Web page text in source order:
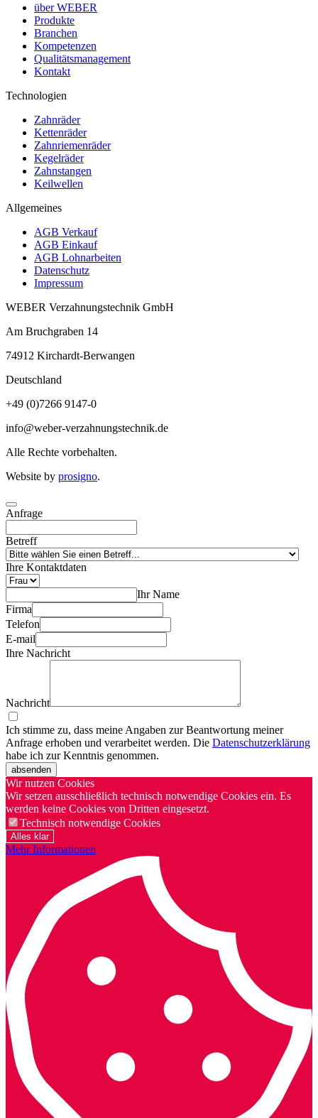
über WEBER
Produkte
Branchen
Kompetenzen
Qualitätsmanagement
Kontakt
Technologien
Zahnräder
Kettenräder
Zahnriemenräder
Kegelräder
Zahnstangen
Keilwellen
Allgemeines
AGB Verkauf
AGB Einkauf
AGB Lohnarbeiten
Datenschutz
Impressum
WEBER Verzahnungstechnik GmbH
Am Bruchgraben 14
74912 Kirchardt-Berwangen
Deutschland
+49 (0)7266 9147-0
info@weber-verzahnungstechnik.de
Alle Rechte vorbehalten.
Website by prosigno.
Anfrage
Betreff
Ihre Kontaktdaten
Ihr Name
Firma
Telefon
E-mail
Ihre Nachricht
Nachricht
Ich stimme zu, dass meine Angaben zur Beantwortung meiner
Anfrage erhoben und verarbeitet werden. Die Datenschutzerklärung
habe ich zur Kenntnis genommen.
absenden
Wir nutzen Cookies
Wir setzen ausschließlich technisch notwendige Cookies ein. Es
werden keine Cookies von Dritten eingesetzt.
Technisch notwendige Cookies
Alles klar
Mehr Informationen